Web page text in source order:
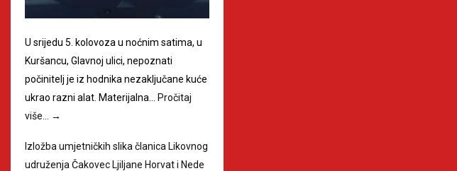
U srijedu 5. kolovoza u noćnim satima, u
Kuršancu, Glavnoj ulici, nepoznati
počinitelj je iz hodnika nezaključane kuće
ukrao razni alat. Materijalna…
Pročitaj
više…
→
Izložba umjetničkih slika članica Likovnog
udruženja Čakovec Ljiljane Horvat i Nede